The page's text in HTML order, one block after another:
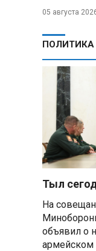
меры
от
05 августа
ПОЛИТИКА
Тыл
На
объявил о
армейском